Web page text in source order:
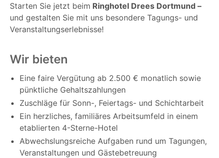
Starten Sie jetzt beim Ringhotel Drees Dortmund –
und gestalten Sie mit uns besondere Tagungs- und
Veranstaltungserlebnisse!
Wir bieten
Eine faire Vergütung ab 2.500 € monatlich sowie
pünktliche Gehaltszahlungen
Zuschläge für Sonn-, Feiertags- und Schichtarbeit
Ein herzliches, familiäres Arbeitsumfeld in einem
etablierten 4-Sterne-Hotel
Abwechslungsreiche Aufgaben rund um Tagungen,
Veranstaltungen und Gästebetreuung